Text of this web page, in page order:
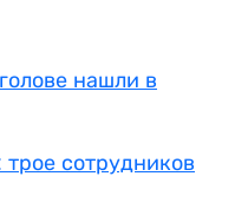
нашли в
трое сотрудников